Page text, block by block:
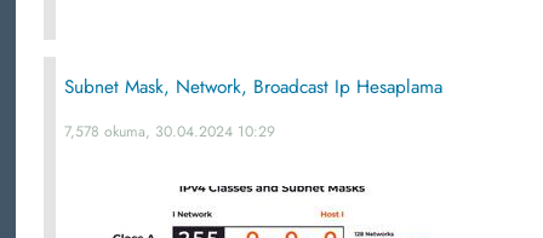
Subnet Mask, Network, Broadcast Ip Hesaplama
7,578 okuma, 30.04.2024 10:29